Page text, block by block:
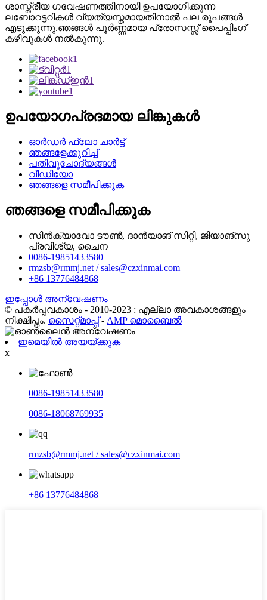
ശാസ്ത്രീയ ഗവേഷണത്തിനായി ഉപയോഗിക്കുന്ന
ലബോറട്ടറികൾ വ്യത്യസ്തമായതിനാൽ പല രൂപങ്ങൾ
എടുക്കുന്നു.ഞങ്ങൾ പൂർണ്ണമായ പ്രോസസ്സ് പൈപ്പിംഗ്
കഴിവുകൾ നൽകുന്നു.
ഉപയോഗപ്രദമായ ലിങ്കുകൾ
ഓർഡർ ഫ്ലോ ചാർട്ട്
ഞങ്ങളേക്കുറിച്ച്
പതിവുചോദ്യങ്ങൾ
വീഡിയോ
ഞങ്ങളെ സമീപിക്കുക
ഞങ്ങളെ സമീപിക്കുക
സിൻക്യാവോ ടൗൺ, ദാൻയാങ് സിറ്റി, ജിയാങ്‌സു
പ്രവിശ്യ, ചൈന
0086-19851433580
rmzsb@rmmj.net / sales@czxinmai.com
+86 13776484868
ഇപ്പോൾ അന്വേഷണം
© പകർപ്പവകാശം - 2010-2023 : എല്ലാ അവകാശങ്ങളും
നിക്ഷിപ്തം. സൈറ്റ്മാപ്പ്- AMP മൊബൈൽ
ഇമെയിൽ അയയ്ക്കുക
x
0086-19851433580
0086-18068769935
rmzsb@rmmj.net / sales@czxinmai.com
+86 13776484868